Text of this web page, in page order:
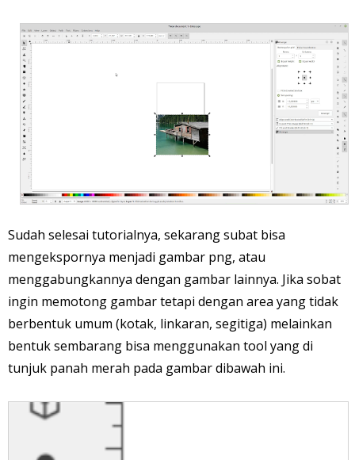
Sudah selesai tutorialnya, sekarang subat bisa
mengekspornya menjadi gambar png, atau
menggabungkannya dengan gambar lainnya. Jika sobat
ingin memotong gambar tetapi dengan area yang tidak
berbentuk umum (kotak, linkaran, segitiga) melainkan
bentuk sembarang bisa menggunakan tool yang di
tunjuk panah merah pada gambar dibawah ini.